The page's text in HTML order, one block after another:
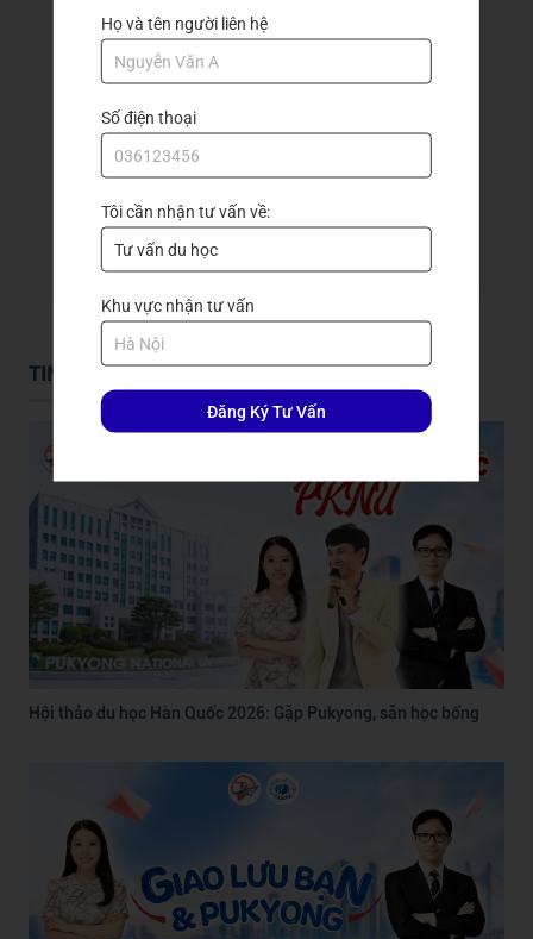
GỬI ĐẾN TRẦN QUANG
TIN TỨC DU HỌC
Hội thảo du học Hàn Quốc 2026: Gặp Pukyong, săn học bổng
Họ và tên người liên hệ
Số điện thoại
Tôi cần nhận tư vấn về:
Khu vực nhận tư vấn
Đăng Ký Tư Vấn